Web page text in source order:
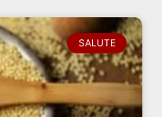
SALUTE